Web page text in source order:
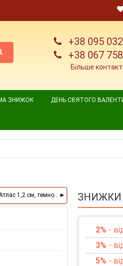
+38 095
+38 067
Більше
ЗНИЖОК ДЕНЬ СВЯТОГО
33 м
1,2 см, темно-жовтий, рулон 33 м
ЗНИЖКИ
2% -
3% -
5% -